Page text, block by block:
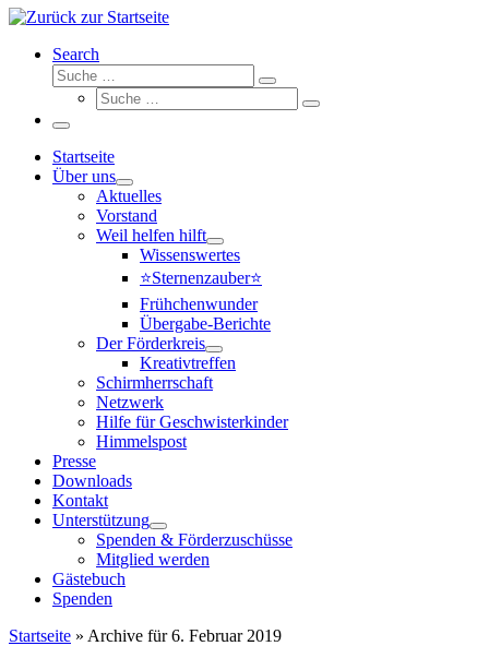
Search
Suche
Suche
Suche
Suche
Menü
Startseite
Über uns
Aktuelles
Vorstand
Weil helfen hilft
Wissenswertes
⭐Sternenzauber⭐
Frühchenwunder
Übergabe-Berichte
Der Förderkreis
Kreativtreffen
Schirmherrschaft
Netzwerk
Hilfe für Geschwisterkinder
Himmelspost
Presse
Downloads
Kontakt
Unterstützung
Spenden & Förderzuschüsse
Mitglied werden
Gästebuch
Spenden
Startseite » Archive für 6. Februar 2019